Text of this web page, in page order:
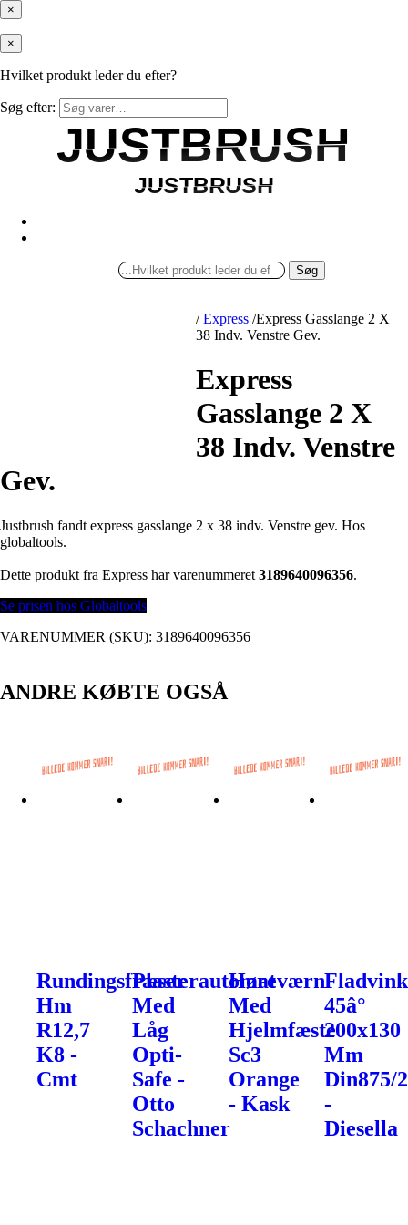
×
×
Hvilket produkt leder du efter?
Søg efter:
JUSTBRUSH
JUSTBRUSH
JUSTBRUSH
JUSTBRUSH
Søg
/ Express /Express Gasslange 2 X
38 Indv. Venstre Gev.
Express
Gasslange 2 X
38 Indv. Venstre
Gev.
Justbrush fandt express gasslange 2 x 38 indv. Venstre gev. Hos
globaltools.
Dette produkt fra Express har varenummeret 3189640096356.
Se prisen hos Globaltools
VARENUMMER (SKU): 3189640096356
ANDRE KØBTE OGSÅ
Rundingsfræser
Hm
R12,7
K8 -
Cmt
Plasterautomat
Med
Låg
Opti-
Safe -
Otto
Schachner
Høreværn
Med
Hjelmfæste
Sc3
Orange
- Kask
45â°
200x130
Mm
Din875/2
-
Diesella